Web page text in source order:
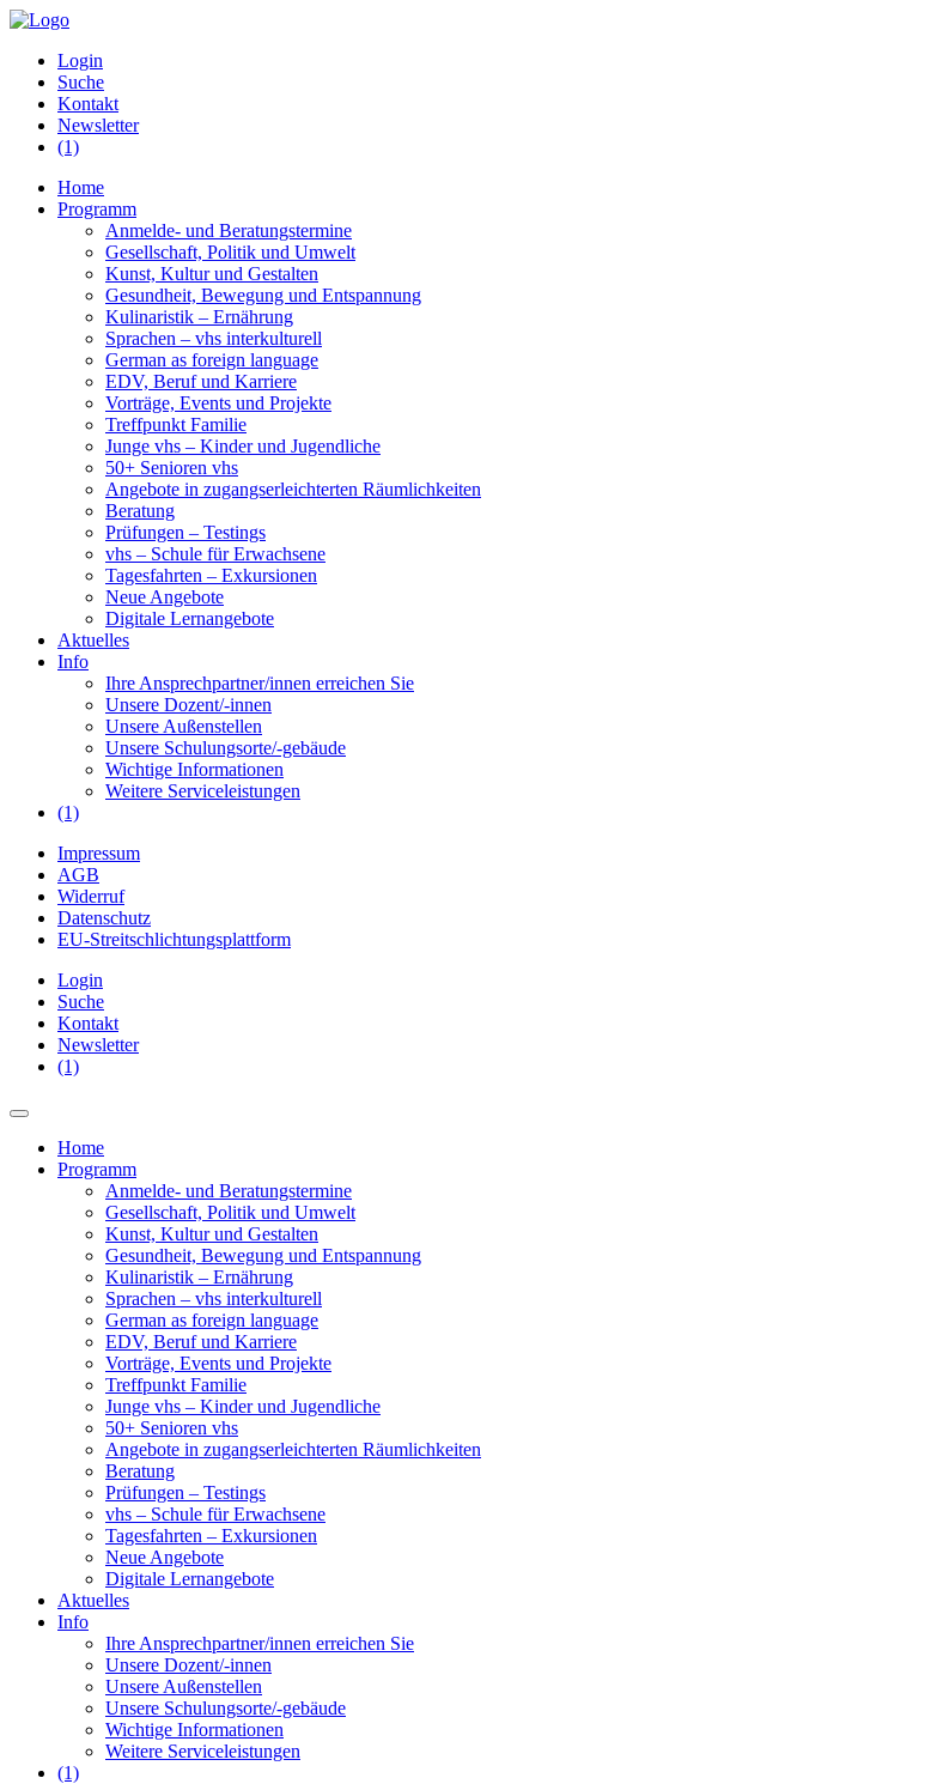
Login
Suche
Kontakt
Newsletter
(1)
Home
Programm
Anmelde- und Beratungstermine
Gesellschaft, Politik und Umwelt
Kunst, Kultur und Gestalten
Gesundheit, Bewegung und Entspannung
Kulinaristik – Ernährung
Sprachen – vhs interkulturell
German as foreign language
EDV, Beruf und Karriere
Vorträge, Events und Projekte
Treffpunkt Familie
Junge vhs – Kinder und Jugendliche
50+ Senioren vhs
Angebote in zugangserleichterten Räumlichkeiten
Beratung
Prüfungen – Testings
vhs – Schule für Erwachsene
Tagesfahrten – Exkursionen
Neue Angebote
Digitale Lernangebote
Aktuelles
Info
Ihre Ansprechpartner/innen erreichen Sie
Unsere Dozent/-innen
Unsere Außenstellen
Unsere Schulungsorte/-gebäude
Wichtige Informationen
Weitere Serviceleistungen
(1)
Impressum
AGB
Widerruf
Datenschutz
EU-Streitschlichtungsplattform
Login
Suche
Kontakt
Newsletter
(1)
Home
Programm
Anmelde- und Beratungstermine
Gesellschaft, Politik und Umwelt
Kunst, Kultur und Gestalten
Gesundheit, Bewegung und Entspannung
Kulinaristik – Ernährung
Sprachen – vhs interkulturell
German as foreign language
EDV, Beruf und Karriere
Vorträge, Events und Projekte
Treffpunkt Familie
Junge vhs – Kinder und Jugendliche
50+ Senioren vhs
Angebote in zugangserleichterten Räumlichkeiten
Beratung
Prüfungen – Testings
vhs – Schule für Erwachsene
Tagesfahrten – Exkursionen
Neue Angebote
Digitale Lernangebote
Aktuelles
Info
Ihre Ansprechpartner/innen erreichen Sie
Unsere Dozent/-innen
Unsere Außenstellen
Unsere Schulungsorte/-gebäude
Wichtige Informationen
Weitere Serviceleistungen
(1)